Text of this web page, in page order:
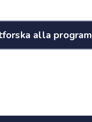
alla program